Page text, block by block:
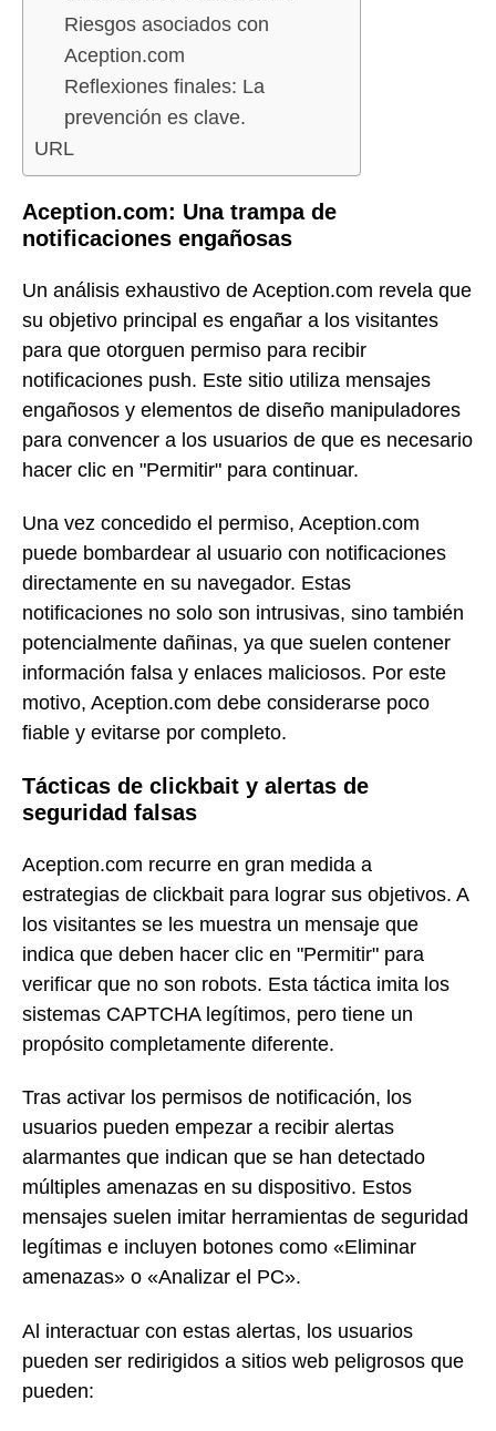
Riesgos asociados con
Aception.com
Reflexiones finales: La
prevención es clave.
URL
Aception.com: Una trampa de
notificaciones engañosas
Un análisis exhaustivo de Aception.com revela que
su objetivo principal es engañar a los visitantes
para que otorguen permiso para recibir
notificaciones push. Este sitio utiliza mensajes
engañosos y elementos de diseño manipuladores
para convencer a los usuarios de que es necesario
hacer clic en "Permitir" para continuar.
Una vez concedido el permiso, Aception.com
puede bombardear al usuario con notificaciones
directamente en su navegador. Estas
notificaciones no solo son intrusivas, sino también
potencialmente dañinas, ya que suelen contener
información falsa y enlaces maliciosos. Por este
motivo, Aception.com debe considerarse poco
fiable y evitarse por completo.
Tácticas de clickbait y alertas de
seguridad falsas
Aception.com recurre en gran medida a
estrategias de clickbait para lograr sus objetivos. A
los visitantes se les muestra un mensaje que
indica que deben hacer clic en "Permitir" para
verificar que no son robots. Esta táctica imita los
sistemas CAPTCHA legítimos, pero tiene un
propósito completamente diferente.
Tras activar los permisos de notificación, los
usuarios pueden empezar a recibir alertas
alarmantes que indican que se han detectado
múltiples amenazas en su dispositivo. Estos
mensajes suelen imitar herramientas de seguridad
legítimas e incluyen botones como «Eliminar
amenazas» o «Analizar el PC».
Al interactuar con estas alertas, los usuarios
pueden ser redirigidos a sitios web peligrosos que
pueden: